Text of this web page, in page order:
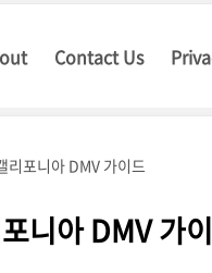
Contact Us
리포니아 DMV 가이드
니아 DMV 가